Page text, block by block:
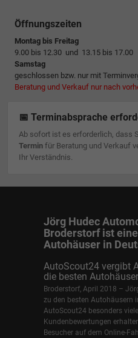
Öffnungszeiten
Montag bis Freitag
9.00 bis 12.30 und 13.15 bis 17.00
Samstag
geschlossen bzw. nur mit
Beratung und Verkauf nur nach
📅 Terminabsprache
Ab sofort ist es erforderlich, dass
Terminfür Beratung und Verkauf
Ihr Verständnis.
Jörg Hudec
Broderstorf ist
Autohäuser in
AutoScout24 vergibt
die besten Autohäuser
Broderstorf, April 2018 –
zu den besten Autohäusern
AutoScout24 besonders
Kundenbewertungen
Besucher auf dem Online-